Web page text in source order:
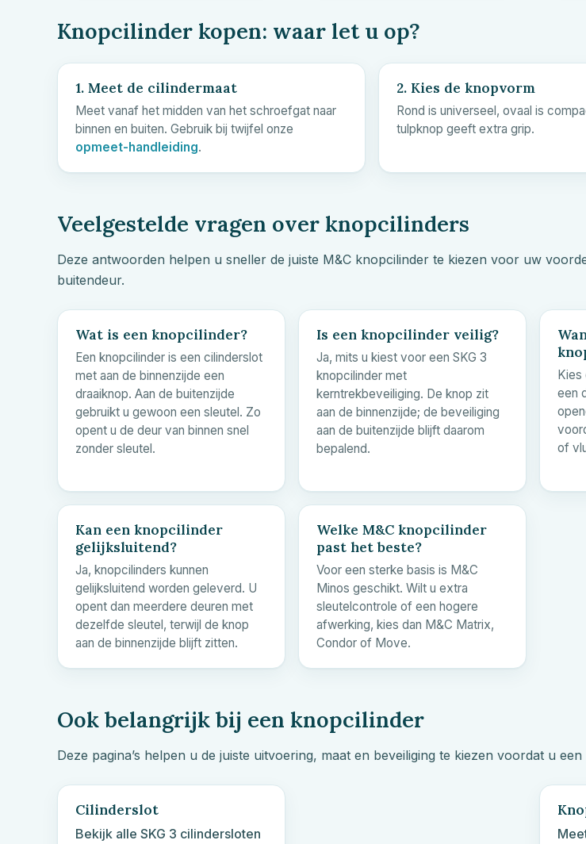
Knopcilinder kopen: waar let u op?
1. Meet de cilindermaat
Meet vanaf het midden van het schroefgat naar
binnen en buiten. Gebruik bij twijfel onze
opmeet-handleiding.
2. Kies de knopvorm
Rond is universeel, ovaal is
tulpknop geeft extra grip.
Veelgestelde vragen over knopcilinders
Deze antwoorden helpen u sneller de juiste M&C knopcilinder te kiezen voor uw
buitendeur.
Wat is een knopcilinder?
Een knopcilinder is een cilinderslot
met aan de binnenzijde een
draaiknop. Aan de buitenzijde
gebruikt u gewoon een sleutel. Zo
opent u de deur van binnen snel
zonder sleutel.
Is een knopcilinder veilig?
Ja, mits u kiest voor een SKG 3
knopcilinder met
kerntrekbeveiliging. De knop zit
aan de binnenzijde; de beveiliging
aan de buitenzijde blijft daarom
bepalend.
Kies
een
of
Kan een knopcilinder
gelijksluitend?
Ja, knopcilinders kunnen
gelijksluitend worden geleverd. U
opent dan meerdere deuren met
dezelfde sleutel, terwijl de knop
aan de binnenzijde blijft zitten.
Welke M&C knopcilinder
past het beste?
Voor een sterke basis is M&C
Minos geschikt. Wilt u extra
sleutelcontrole of een hogere
afwerking, kies dan M&C Matrix,
Condor of Move.
Ook belangrijk bij een knopcilinder
Deze pagina’s helpen u de juiste uitvoering, maat en beveiliging te kiezen voordat u
Cilinderslot
Bekijk alle SKG 3 cilindersloten